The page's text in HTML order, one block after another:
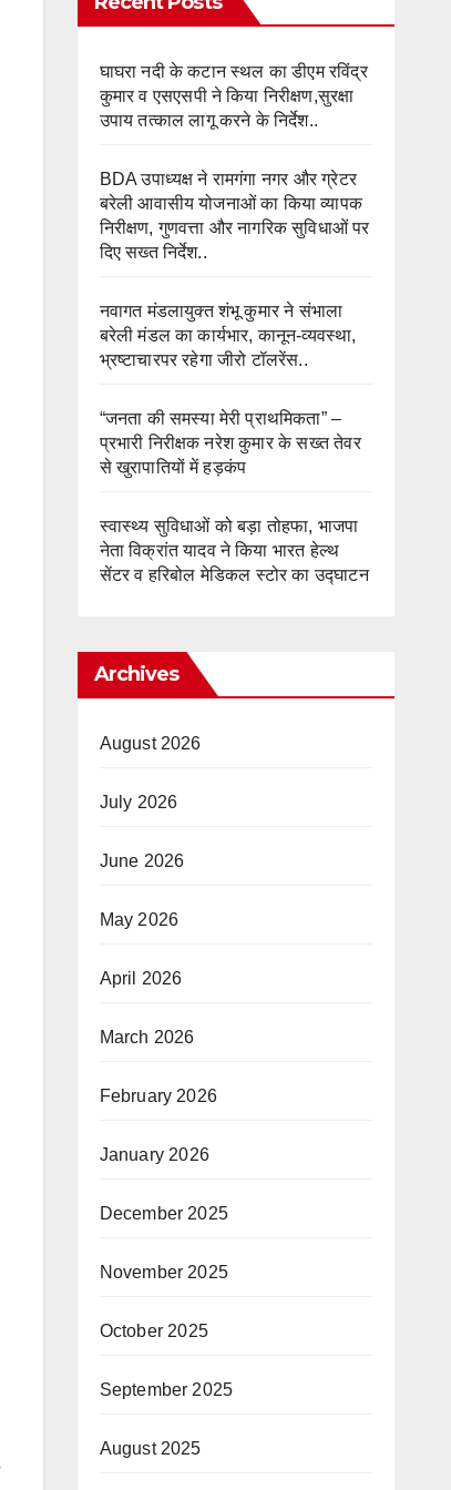
घाघरा नदी के कटान स्थल का डीएम रविंद्र
कुमार व एसएसपी ने किया निरीक्षण,सुरक्षा
उपाय तत्काल लागू करने के निर्देश..
BDA उपाध्यक्ष ने रामगंगा नगर और ग्रेटर
बरेली आवासीय योजनाओं का किया व्यापक
निरीक्षण, गुणवत्ता और नागरिक सुविधाओं पर
दिए सख्त निर्देश..
नवागत मंडलायुक्त शंभू कुमार ने संभाला
बरेली मंडल का कार्यभार, कानून-व्यवस्था,
भ्रष्टाचारपर रहेगा जीरो टॉलरेंस..
“जनता की समस्या मेरी प्राथमिकता” –
प्रभारी निरीक्षक नरेश कुमार के सख्त तेवर
से खुरापातियों में हड़कंप
स्वास्थ्य सुविधाओं को बड़ा तोहफा, भाजपा
नेता विक्रांत यादव ने किया भारत हेल्थ
सेंटर व हरिबोल मेडिकल स्टोर का उद्घाटन
Archives
August 2026
July 2026
June 2026
May 2026
April 2026
March 2026
February 2026
January 2026
December 2025
November 2025
October 2025
September 2025
August 2025